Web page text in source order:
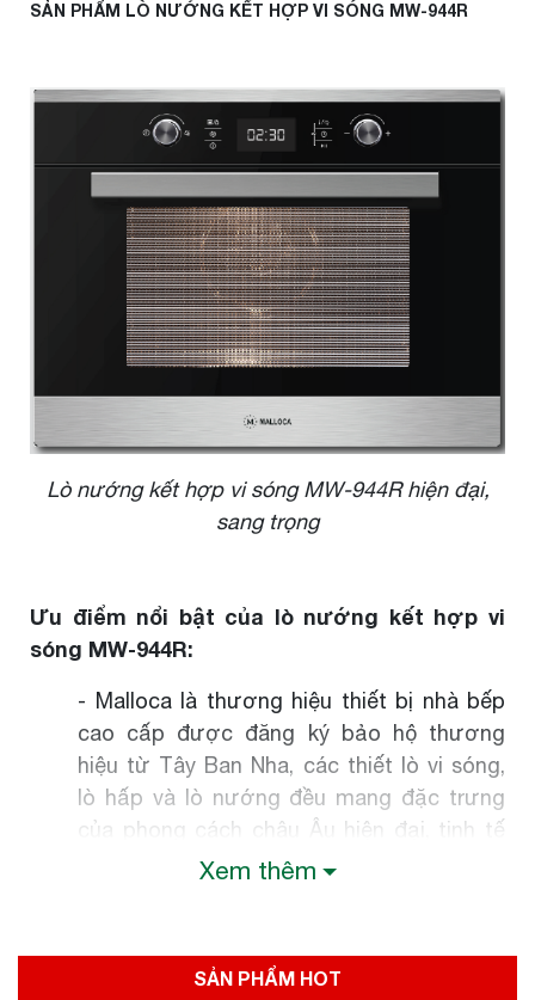
SẢN PHẨM LÒ NƯỚNG KẾT HỢP VI SÓNG MW-944R
Lò nướng kết hợp vi sóng MW-944R hiện đại,
sang trọng
Ưu điểm nổi bật của lò nướng kết hợp vi
sóng MW-944R:
- Malloca là thương hiệu thiết bị nhà bếp
cao cấp được đăng ký bảo hộ thương
hiệu từ Tây Ban Nha, các thiết lò vi sóng,
lò hấp và lò nướng đều mang đặc trưng
của phong cách châu Âu hiện đại, tinh tế
với các chức năng tiện dụng, thông minh.
gỉ sáng đẹp, bền bỉ theo thời gian kết hợp
Xem thêm
SẢN PHẨM HOT